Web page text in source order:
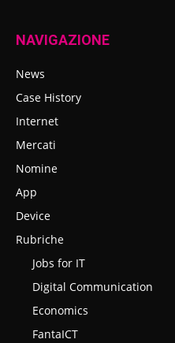
NAVIGAZIONE
News
Case History
Internet
Mercati
Nomine
App
Device
Rubriche
Jobs for IT
Digital Communication
Economics
FantaICT